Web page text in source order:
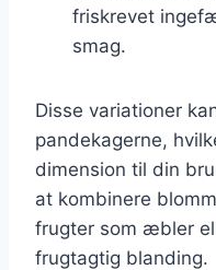
friskrevet
smag.
Disse variationer
pandekagerne,
dimension til din
at kombinere
frugter som æbler
frugtagtig blanding.